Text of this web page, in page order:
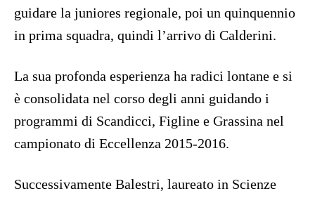
guidare la juniores regionale, poi un quinquennio
in prima squadra, quindi l’arrivo di Calderini.
La sua profonda esperienza ha radici lontane e si
è consolidata nel corso degli anni guidando i
programmi di Scandicci, Figline e Grassina nel
campionato di Eccellenza 2015-2016.
Successivamente Balestri, laureato in Scienze